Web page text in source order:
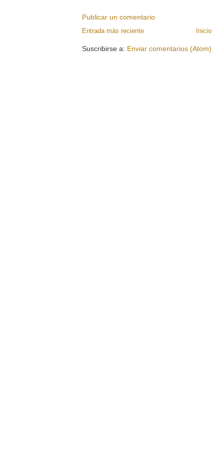
Publicar un comentario
Entrada más reciente Inicio
Suscribirse a: Enviar comentarios (Atom)